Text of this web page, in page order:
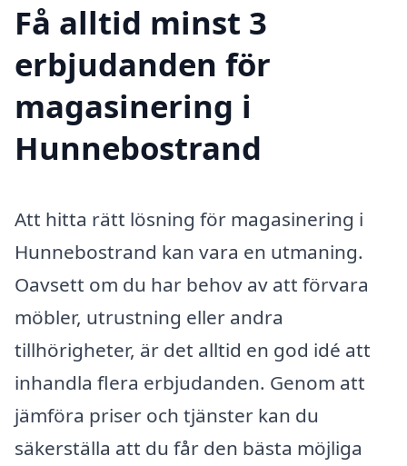
Få alltid minst 3
erbjudanden för
magasinering i
Hunnebostrand
Att hitta rätt lösning för magasinering i
Hunnebostrand kan vara en utmaning.
Oavsett om du har behov av att förvara
möbler, utrustning eller andra
tillhörigheter, är det alltid en god idé att
inhandla flera erbjudanden. Genom att
jämföra priser och tjänster kan du
säkerställa att du får den bästa möjliga